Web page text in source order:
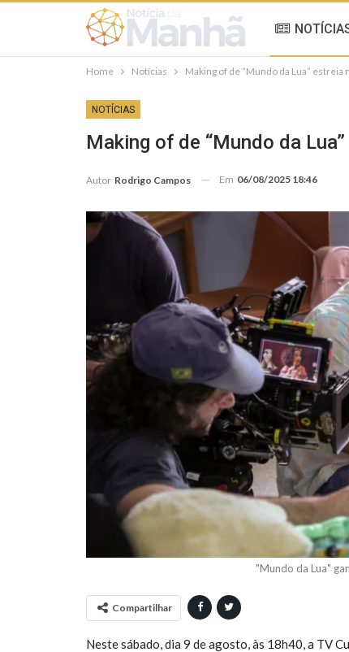
Home Notícias Making of de “Mundo da Lua” estreia
NOTÍCIAS
Making of de “Mundo da
Autor Rodrigo Campos Em 06/08/2025 18:46
"Mundo da Lua"
Compartilhar
Neste sábado, dia 9 de agosto, às 18h40, a TV